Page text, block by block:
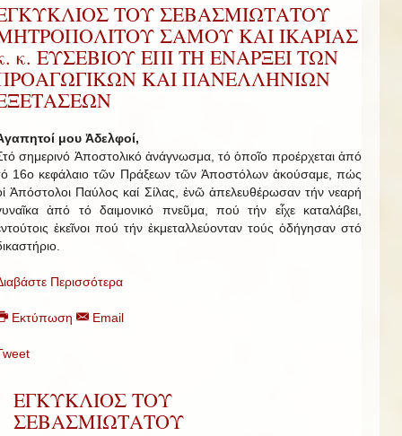
ΤΟΥ ΣΕΒΑΣΜΙΩΤΑΤΟΥ
ΣΑΜΟΥ ΚΑΙ ΙΚΑΡΙΑΣ
κ. ΕΥΣΕΒΙΟΥ ΕΠΙ ΤΗ ΕΝΑΡΞΕΙ ΤΩΝ
ΚΑΙ ΠΑΝΕΛΛΗΝΙΩΝ
μου Ἀδελφοί,
σημερινό Ἀποστολικό ἀνάγνωσμα, τό ὁποῖο προέρχεται ἀπό
16ο κεφάλαιο τῶν Πράξεων τῶν Ἀποστόλων ἀκούσαμε, πώς
Ἀπόστολοι Παύλος καί Σίλας, ἐνῶ ἀπελευθέρωσαν τήν νεαρή
ἀπό τό δαιμονικό πνεῦμα, πού τήν εἶχε καταλάβει,
ἐκεῖνοι πού τήν ἐκμεταλλεύονταν τούς ὁδήγησαν στό
Περισσότερα
Εκτύπωση Email
ΕΓΚΥΚΛΙΟΣ ΤΟΥ
ΣΕΒΑΣΜΙΩΤΑΤΟΥ